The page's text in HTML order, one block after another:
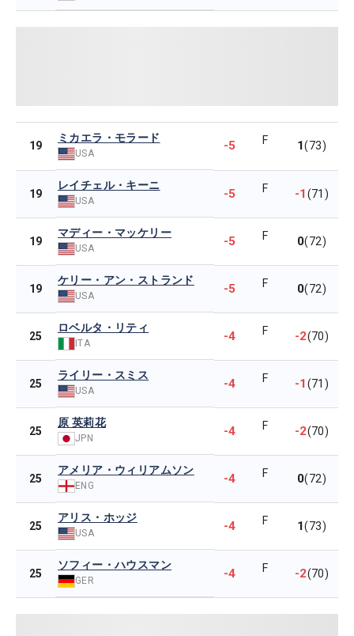
19
ミカエラ・モラード
USA
-5 F 1(73)
19
レイチェル・キーニ
USA -5 F -1(71)
19
マディー・マッケリー
USA -5 F 0(72)
19
ケリー・アン・ストランド
USA -5 F 0(72)
25
ロベルタ・リティ
ITA -4 F -2(70)
25
ライリー・スミス
USA -4 F -1(71)
25
原 英莉花
JPN -4 F -2(70)
25
アメリア・ウィリアムソン
ENG -4 F 0(72)
25
アリス・ホッジ
USA -4 F 1(73)
25
ソフィー・ハウスマン
GER -4 F -2(70)